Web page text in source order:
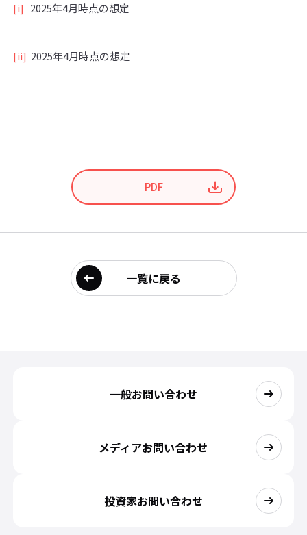
[i] 2025年4月時点の想定
[ii] 2025年4月時点の想定
PDF
一覧に戻る
一般お問い合わせ
メディアお問い合わせ
投資家お問い合わせ